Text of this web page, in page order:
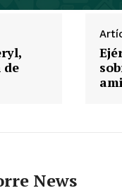
de
News